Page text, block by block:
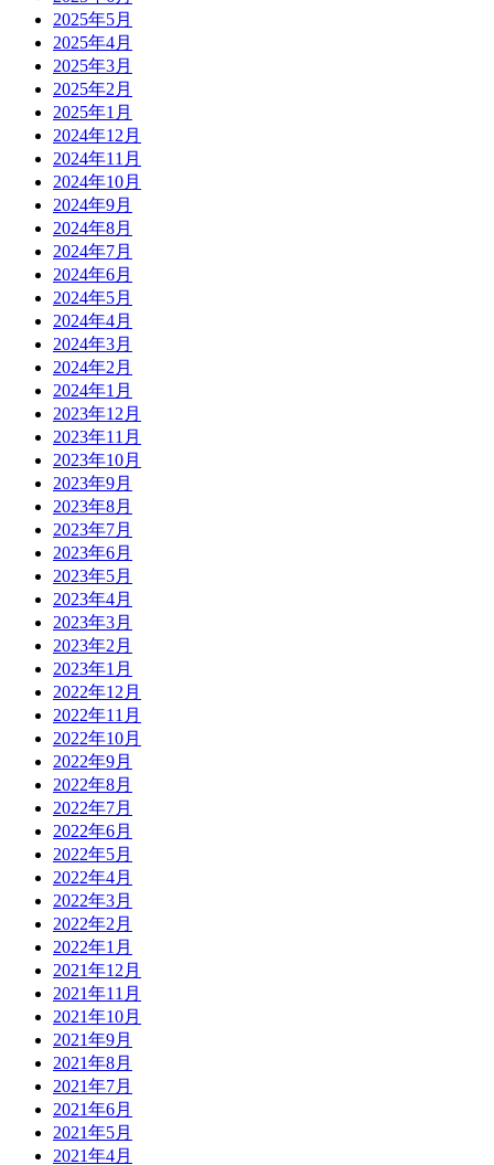
2025年5月
2025年4月
2025年3月
2025年2月
2025年1月
2024年12月
2024年11月
2024年10月
2024年9月
2024年8月
2024年7月
2024年6月
2024年5月
2024年4月
2024年3月
2024年2月
2024年1月
2023年12月
2023年11月
2023年10月
2023年9月
2023年8月
2023年7月
2023年6月
2023年5月
2023年4月
2023年3月
2023年2月
2023年1月
2022年12月
2022年11月
2022年10月
2022年9月
2022年8月
2022年7月
2022年6月
2022年5月
2022年4月
2022年3月
2022年2月
2022年1月
2021年12月
2021年11月
2021年10月
2021年9月
2021年8月
2021年7月
2021年6月
2021年5月
2021年4月